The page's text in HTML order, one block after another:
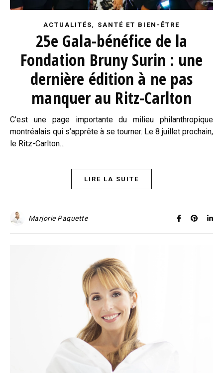
ACTUALITÉS, SANTÉ ET BIEN-ÊTRE
25e Gala-bénéfice de la
Fondation Bruny Surin : une
dernière édition à ne pas
manquer au Ritz-Carlton
C’est une page importante du milieu philanthropique
montréalais qui s’apprête à se tourner. Le 8 juillet prochain,
le Ritz-Carlton…
LIRE LA SUITE
Marjorie Paquette